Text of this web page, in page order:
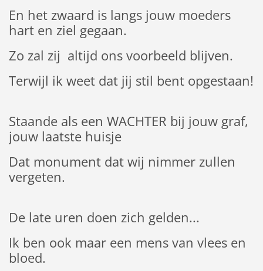
En het zwaard is langs jouw moeders
hart en ziel gegaan.
Zo zal zij altijd ons voorbeeld blijven.
Terwijl ik weet dat jij stil bent opgestaan!
Staande als een WACHTER bij jouw graf,
jouw laatste huisje
Dat monument dat wij nimmer zullen
vergeten.
De late uren doen zich gelden...
Ik ben ook maar een mens van vlees en
bloed.